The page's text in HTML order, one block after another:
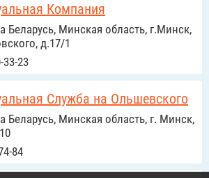
Компания
Беларусь, Минская область, г.Минск,
д.17/1
33-23
Служба на Ольшевского
Беларусь, Минская область, г. Минск,
84